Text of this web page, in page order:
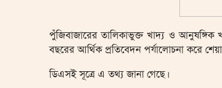
পুঁজিবাজারের তালিকাভুক্ত খাদ্য ও
বছরের আর্থিক প্রতিবেদন পর্যালোচনা করে
ডিএসই সূত্রে এ তথ্য জানা গেছে।